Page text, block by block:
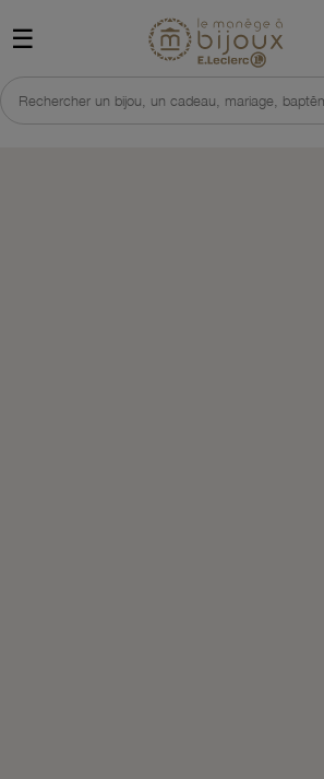
☰
Rechercher un bijou, un cadeau, mariage,